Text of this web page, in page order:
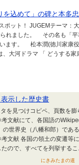
込めて」の碑と本多
ット！ JUGEMテーマ：
れました。 その名も「
ます。 松本潤(徳川家康
大河ドラマ 「 どうする家
示した歴史書
見つけコピペ、頁数を膨
文献にて、各国語の
世界史（八幡和郎）であ
文献 各国の領土の変遷等
ので、すべてを列挙するこ
にきみたまの